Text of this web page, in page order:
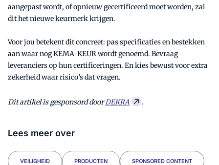
aangepast wordt, of opnieuw gecertificeerd moet worden, zal
dit het nieuwe keurmerk krijgen.
Voor jou betekent dit concreet: pas specificaties en bestekken
aan waar nog KEMA-KEUR wordt genoemd. Bevraag
leveranciers op hun certificeringen. En kies bewust voor extra
zekerheid waar risico’s dat vragen.
Dit artikel is gesponsord doorDEKRA .
Lees meer over
VEILIGHEID PRODUCTEN SPONSORED CONTENT